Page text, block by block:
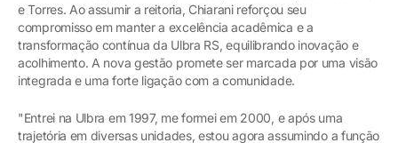
e Torres. Ao assumir a reitoria, Chiarani reforçou seu
compromisso em manter a excelência acadêmica e a
transformação contínua da Ulbra RS, equilibrando inovação e
acolhimento. A nova gestão promete ser marcada por uma visão
integrada e uma forte ligação com a comunidade.
"Entrei na Ulbra em 1997, me formei em 2000, e após uma
trajetória em diversas unidades, estou agora assumindo a função